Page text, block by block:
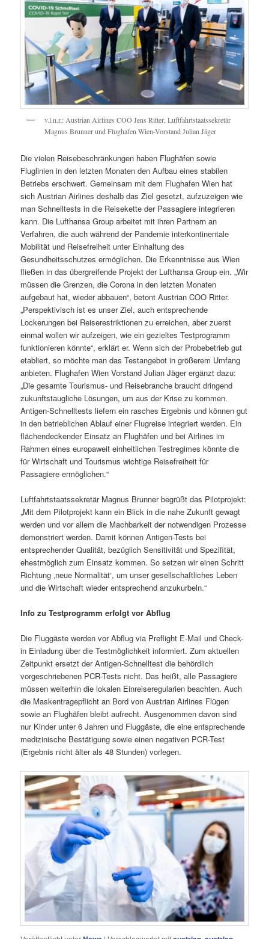
v.l.n.r.: Austrian Airlines COO Jens Ritter, Luftfahrtstaatssekretär
Magnus Brunner und Flughafen Wien-Vorstand Julian Jäger
Die vielen Reisebeschränkungen haben Flughäfen sowie
Fluglinien in den letzten Monaten den Aufbau eines stabilen
Betriebs erschwert. Gemeinsam mit dem Flughafen Wien hat
sich Austrian Airlines deshalb das Ziel gesetzt, aufzuzeigen wie
man Schnelltests in die Reisekette der Passagiere integrieren
kann. Die Lufthansa Group arbeitet mit ihren Partnern an
Verfahren, die auch während der Pandemie interkontinentale
Mobilität und Reisefreiheit unter Einhaltung des
Gesundheitsschutzes ermöglichen. Die Erkenntnisse aus Wien
fließen in das übergreifende Projekt der Lufthansa Group ein. „Wir
müssen die Grenzen, die Corona in den letzten Monaten
aufgebaut hat, wieder abbauen“, betont Austrian COO Ritter.
„Perspektivisch ist es unser Ziel, auch entsprechende
Lockerungen bei Reiserestriktionen zu erreichen, aber zuerst
einmal wollen wir aufzeigen, wie ein gezieltes Testprogramm
funktionieren könnte“, erklärt er. Wenn sich der Probebetrieb gut
etabliert, so möchte man das Testangebot in größerem Umfang
anbieten. Flughafen Wien Vorstand Julian Jäger ergänzt dazu:
„Die gesamte Tourismus- und Reisebranche braucht dringend
zukunftstaugliche Lösungen, um aus der Krise zu kommen.
Antigen-Schnelltests liefern ein rasches Ergebnis und können gut
in den betrieblichen Ablauf einer Flugreise integriert werden. Ein
flächendeckender Einsatz an Flughäfen und bei Airlines im
Rahmen eines europaweit einheitlichen Testregimes könnte die
für Wirtschaft und Tourismus wichtige Reisefreiheit für
Passagiere ermöglichen.“
Luftfahrtstaatssekretär Magnus Brunner begrüßt das Pilotprojekt:
„Mit dem Pilotprojekt kann ein Blick in die nahe Zukunft gewagt
werden und vor allem die Machbarkeit der notwendigen Prozesse
demonstriert werden. Damit können Antigen-Tests bei
entsprechender Qualität, bezüglich Sensitivität und Spezifität,
ehestmöglich zum Einsatz kommen. So setzen wir einen Schritt
Richtung ‚neue Normalität‘, um unser gesellschaftliches Leben
und die Wirtschaft wieder entsprechend anzukurbeln.“
Info zu Testprogramm erfolgt vor Abflug
Die Fluggäste werden vor Abflug via Preflight E-Mail und Check-
in Einladung über die Testmöglichkeit informiert. Zum aktuellen
Zeitpunkt ersetzt der Antigen-Schnelltest die behördlich
vorgeschriebenen PCR-Tests nicht. Das heißt, alle Passagiere
müssen weiterhin die lokalen Einreiseregularien beachten. Auch
die Maskentragepflicht an Bord von Austrian Airlines Flügen
sowie an Flughäfen bleibt aufrecht. Ausgenommen davon sind
nur Kinder unter 6 Jahren und Fluggäste, die eine entsprechende
medizinische Bestätigung sowie einen negativen PCR-Test
(Ergebnis nicht älter als 48 Stunden) vorlegen.